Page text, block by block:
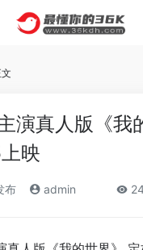
演真人版《我
映
布 admin 24